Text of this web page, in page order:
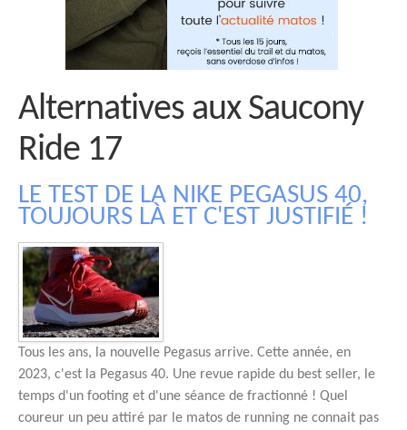
Alternatives aux Saucony
Ride 17
LE TEST DE LA NIKE PEGASUS 40,
TOUJOURS LÀ ET C'EST JUSTIFIÉ !
Tous les ans, la nouvelle Pegasus arrive. Cette année, en
2023, c'est la Pegasus 40. Une revue rapide du best seller, le
temps d'un footing et d'une séance de fractionné ! Quel
coureur un peu attiré par le matos de running ne connait pas